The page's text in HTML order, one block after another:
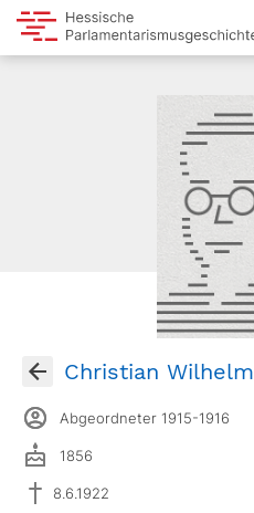
Christian Wilhelm
Abgeordneter 1915-1916
1856
8.6.1922